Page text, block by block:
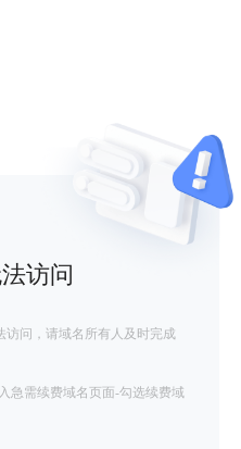
访问
问，请域名所有人及时完成
急需续费域名页面-勾选续费域